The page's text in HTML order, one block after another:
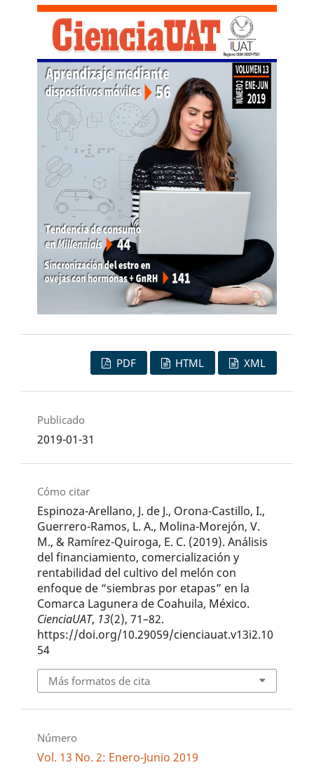
PDF HTML XML
Publicado
2019-01-31
Cómo citar
Espinoza-Arellano, J. de J., Orona-Castillo, I.,
Guerrero-Ramos, L. A., Molina-Morejón, V.
M., & Ramírez-Quiroga, E. C. (2019). Análisis
del financiamiento, comercialización y
rentabilidad del cultivo del melón con
enfoque de “siembras por etapas” en la
Comarca Lagunera de Coahuila, México.
CienciaUAT, 13(2), 71–82.
https://doi.org/10.29059/cienciauat.v13i2.10
54
Más formatos de cita
Número
Vol. 13 No. 2: Enero-Junio 2019